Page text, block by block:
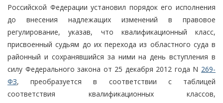
Российской Федерации установил порядок его исполнения
до внесения надлежащих изменений в правовое
регулирование, указав, что квалификационный класс,
присвоенный судьям до их перехода из областного суда в
районный и сохранявшийся за ними на день вступления в
силу Федерального закона от 25 декабря 2012 года N 269-
ФЗ, преобразуется в соответствии с таблицей
соответствия квалификационных классов,